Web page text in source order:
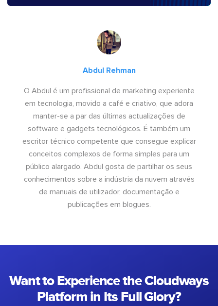
Abdul Rehman
O Abdul é um profissional de marketing experiente
em tecnologia, movido a café e criativo, que adora
manter-se a par das últimas actualizações de
software e gadgets tecnológicos. É também um
escritor técnico competente que consegue explicar
conceitos complexos de forma simples para um
público alargado. Abdul gosta de partilhar os seus
conhecimentos sobre a indústria da nuvem através
de manuais de utilizador, documentação e
publicações em blogues.
Want to Experience the Cloudways
Platform in Its Full Glory?